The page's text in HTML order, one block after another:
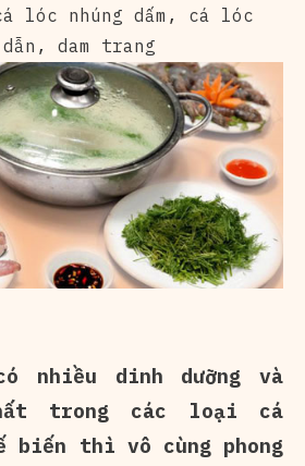
lóc nhúng dấm , cá lóc
, dam trang
nhiều dinh dưỡng và
trong các loại cá
biến thì vô cùng phong